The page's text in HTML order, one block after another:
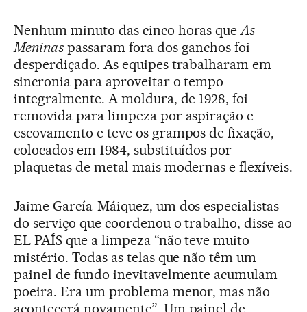
Nenhum minuto das cinco horas queAs
Meninaspassaram fora dos ganchos foi
desperdiçado. As equipes trabalharam em
sincronia para aproveitar o tempo
integralmente. A moldura, de 1928, foi
removida para limpeza por aspiração e
escovamento e teve os grampos de fixação,
colocados em 1984, substituídos por
plaquetas de metal mais modernas e flexíveis.
Jaime García-Máiquez, um dos especialistas
do serviço que coordenou o trabalho, disse ao
EL PAÍS que a limpeza “não teve muito
mistério. Todas as telas que não têm um
painel de fundo inevitavelmente acumulam
poeira. Era um problema menor, mas não
acontecerá novamente”. Um painel de